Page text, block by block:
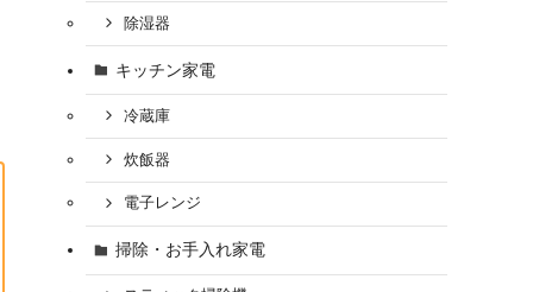
除湿器
キッチン家電
冷蔵庫
炊飯器
電子レンジ
掃除・お手入れ家電